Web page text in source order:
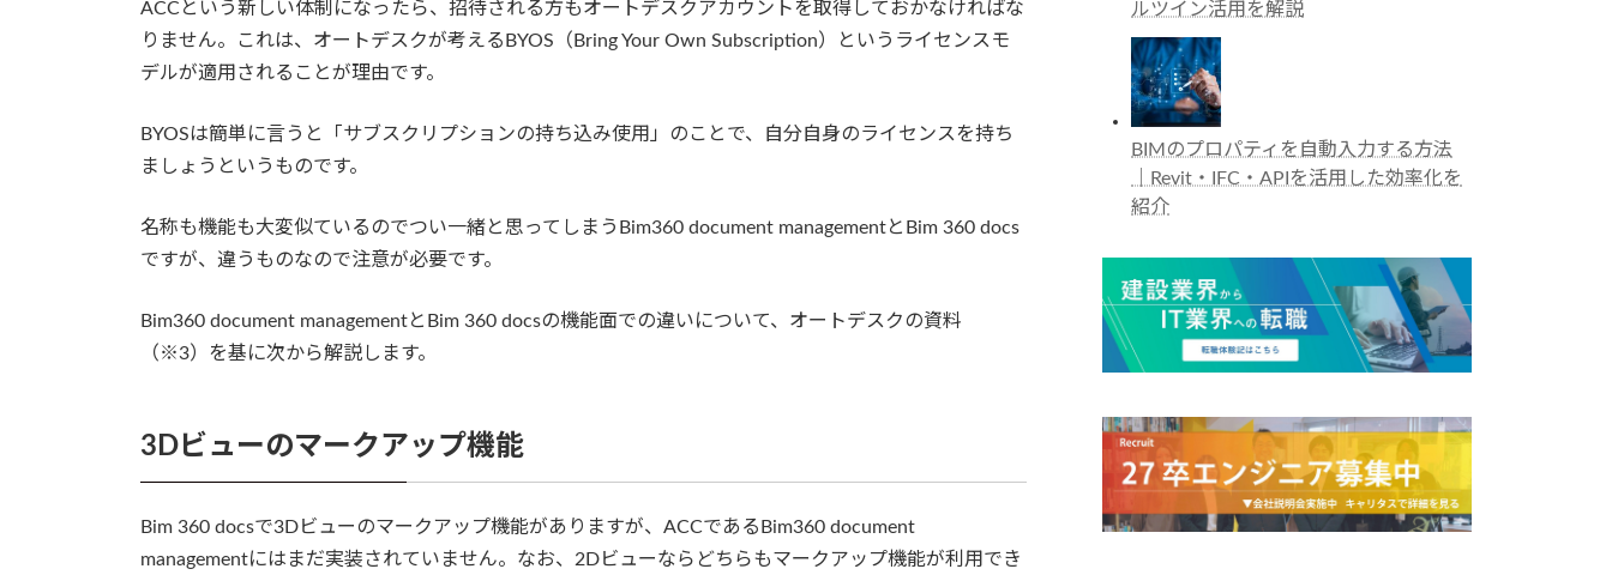
ACCという新しい体制になったら、招待される方もオートデスクアカウントを取得しておかなければな
りません。これは、オートデスクが考えるBYOS（Bring Your Own Subscription）というライセンスモ
デルが適用されることが理由です。
BYOSは簡単に言うと「サブスクリプションの持ち込み使用」のことで、自分自身のライセンスを持ち
ましょうというものです。
名称も機能も大変似ているのでつい一緒と思ってしまうBim360 document managementとBim 360 docs
ですが、違うものなので注意が必要です。
Bim360 document managementとBim 360 docsの機能面での違いについて、オートデスクの資料
（※3）を基に次から解説します。
3Dビューのマークアップ機能
Bim 360 docsで3Dビューのマークアップ機能がありますが、ACCであるBim360 document
managementにはまだ実装されていません。なお、2Dビューならどちらもマークアップ機能が利用でき
ルツイン活用を解説
BIMのプロパティを自動入力する方法
｜Revit・IFC・APIを活用した効率化を
紹介